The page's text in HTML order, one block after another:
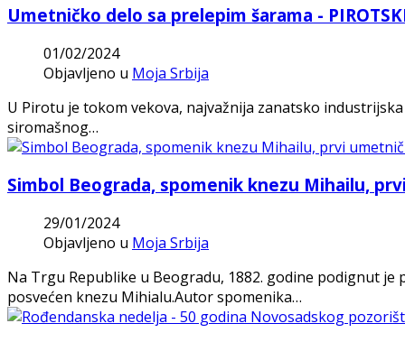
Umetničko delo sa prelepim šarama -
01/02/2024
Objavljeno u Moja Srbija
U Pirotu je tokom vekova, najvažnija zanatsko
siromašnog…
Simbol Beograda, spomenik knezu Mihailu,
29/01/2024
Objavljeno u Moja Srbija
Na Trgu Republike u Beogradu, 1882. godine podignut
posvećen knezu Mihialu.Autor spomenika…